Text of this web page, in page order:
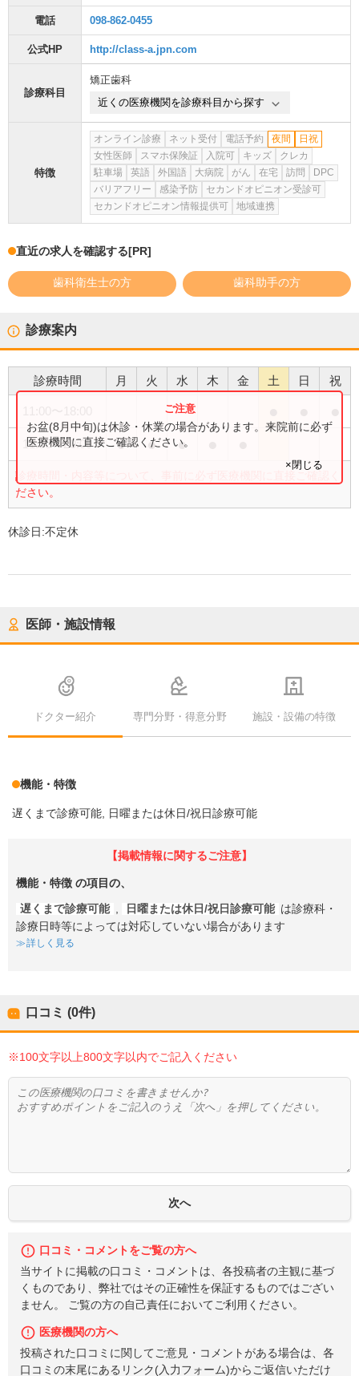
電話 098-862-0455
公式HP http://class-a.jpn.com
診療科目
矯正歯科
近くの医療機関を診療科目から探す
特徴
オンライン診療 ネット受付 電話予約 夜間
日祝
女性医師
スマホ保険証 入院可 キッズ
クレカ
駐車場
英語 外国語 大病院 がん 在宅 訪問
DPC
バリアフリー
感染予防
セカンドオピニオン受診可
セカンドオピニオン情報提供可
地域連携
直近の求人を確認する[PR]
歯科衛生士の方 歯科助手の方
診療案内
診療時間 月 火 水 木 金 土 日 祝
11:00〜20:00 ● ● ●
診療時間・内容等について、事前に必ず医療機関に直接ご確認く
ださい。
お盆(8月中旬)は休診・休業の場合があります。来院前に必ず
医療機関に直接ご確認ください。
×閉じる
休診日:不定休
医師・施設情報
ドクター紹介 専門分野・得意分野 施設・設備の特徴
機能・特徴
遅くまで診療可能 日曜または休日/祝日診療可能
【掲載情報に関するご注意】
機能・特徴 の項目の、
遅くまで診療可能 日曜または休日/祝日診療可能 は診療科・
診療日時等によっては対応していない場合があります
詳しく見る
口コミ (0件)
※100文字以上800文字以内でご記入ください
口コミ・コメントをご覧の方へ
当サイトに掲載の口コミ・コメントは、各投稿者の主観に基づ
くものであり、弊社ではその正確性を保証するものではござい
ません。 ご覧の方の自己責任においてご利用ください。
医療機関の方へ
投稿された口コミに関してご意見・コメントがある場合は、各
口コミの末尾にあるリンク(入力フォーム)からご返信いただけ